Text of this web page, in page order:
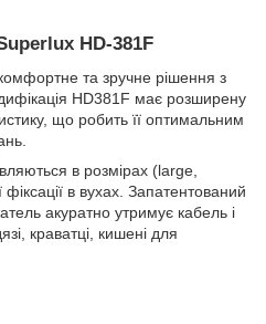
HD-381F
та зручне рішення з
HD381F має розширену
що робить її оптимальним
в розмірах (large,
в вухах. Запатентований
акуратно утримує кабель і
краватці, кишені для